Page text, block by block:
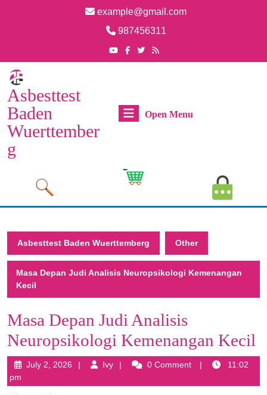
example@gmail.com
Email
987456311
Phone
Number
Youtube
Facebook
TwitterRSS
Asbesttest
Baden
Wuerttember
g
Open MenuOpen
Cart
Asbesttest Baden Wuerttemberg Other
Masa Depan Judi Analisis Neuropsikologi Kemenangan
Kecil
Masa Depan Judi Analisis
Neuropsikologi Kemenangan Kecil
July 2, 2026 July
2026
IvyIvy 0 Comment
11:02
pm